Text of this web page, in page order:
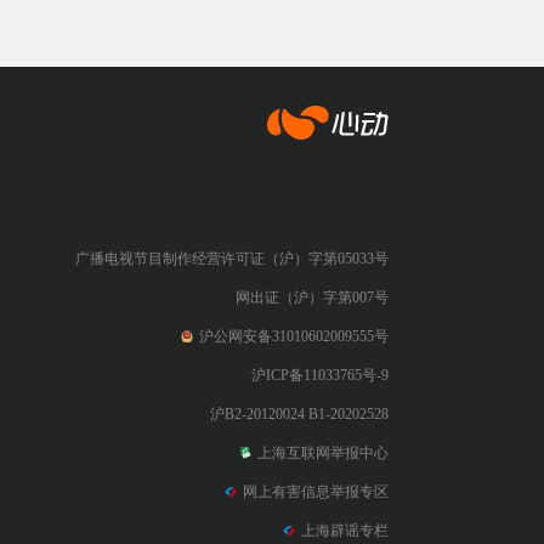
广播电视节目制作经营许可证（沪）字第05033号
网出证（沪）字第007号
沪公网安备31010602009555号
沪ICP备11033765号-9
沪B2-20120024 B1-20202528
上海互联网举报中心
网上有害信息举报专区
上海辟谣专栏
心动网络